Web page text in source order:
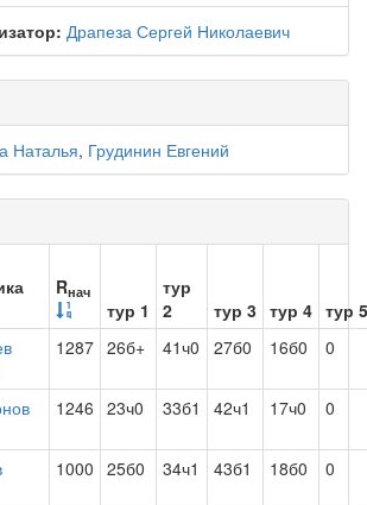
Драпеза Сергей Николаевич
Наталья, Грудинин Евгений
Rнач
тур 1
тур
2
тур 3 тур 4 тур 5
1287 26б+ 41ч0 27б0 16б0 0
1246 23ч0 33б1 42ч1 17ч0 0
1000 25б0 34ч1 43б1 18б0 0